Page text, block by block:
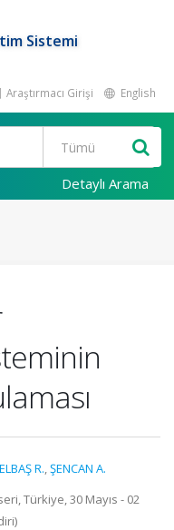
Sistemi
Araştırmacı Girişi English
Detaylı Arama
R.,ŞENCAN A.
Türkiye, 30 Mayıs - 02